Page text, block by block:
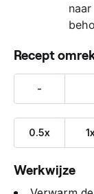
naar
Recept
-
0.5x 1x
Werkwijze